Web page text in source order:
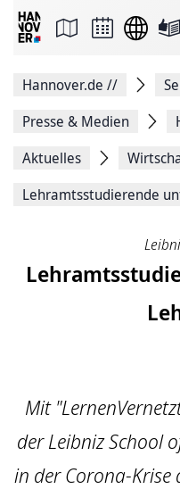
Seite
Facebook
teilen
Seitenlink
Seite
Hannover.de //
Presse & Medien
Aktuelles
Lehramtsstudierende
Mit
der Leibniz School
in der Corona-